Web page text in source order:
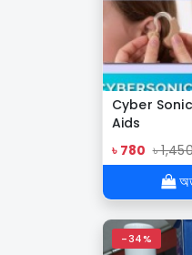
Cyber
Aids
৳ 780 ৳
-34%